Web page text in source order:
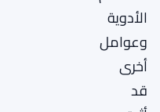
الأدوية
وعوامل
أخرى
قد